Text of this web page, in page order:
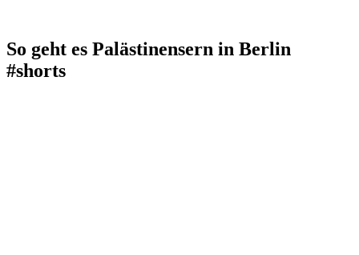
So geht es Palästinensern in Berlin
#shorts